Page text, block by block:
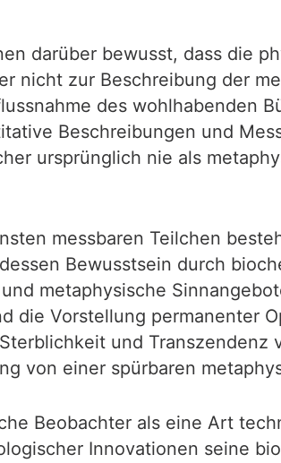
darüber bewusst, dass die
nicht zur Beschreibung der
des wohlhabenden
Beschreibungen und
ursprünglich nie als
messbaren Teilchen
Bewusstsein durch
metaphysische
die Vorstellung permanenter
und
von einer spürbaren
Beobachter als eine Art
Innovationen seine